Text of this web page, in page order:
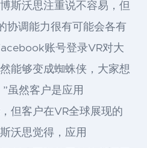
斯沃思注重说不容易，但
协调能力很有可能会各有
账号登录VR对大
能够变成蜘蛛侠，大家想
虽然客户是应用
但客户在VR全球展现的
沃思觉得，应用